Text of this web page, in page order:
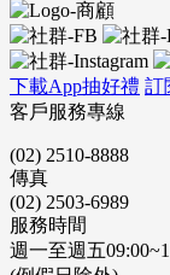
下載App抽好禮 訂
客戶服務專線
(02) 2510-8888
傳真
(02) 2503-6989
服務時間
週一至週五